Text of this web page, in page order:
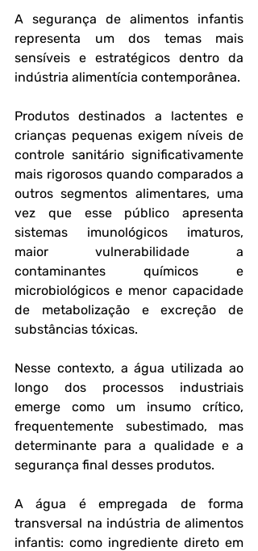
A segurança de alimentos infantis
representa um dos temas mais
sensíveis e estratégicos dentro da
indústria alimentícia contemporânea.
Produtos destinados a lactentes e
crianças pequenas exigem níveis de
controle sanitário significativamente
mais rigorosos quando comparados a
outros segmentos alimentares, uma
vez que esse público apresenta
sistemas imunológicos imaturos,
maior vulnerabilidade a
contaminantes químicos e
microbiológicos e menor capacidade
de metabolização e excreção de
substâncias tóxicas.
Nesse contexto, a água utilizada ao
longo dos processos industriais
emerge como um insumo crítico,
frequentemente subestimado, mas
determinante para a qualidade e a
segurança final desses produtos.
A água é empregada de forma
transversal na indústria de alimentos
infantis: como ingrediente direto em